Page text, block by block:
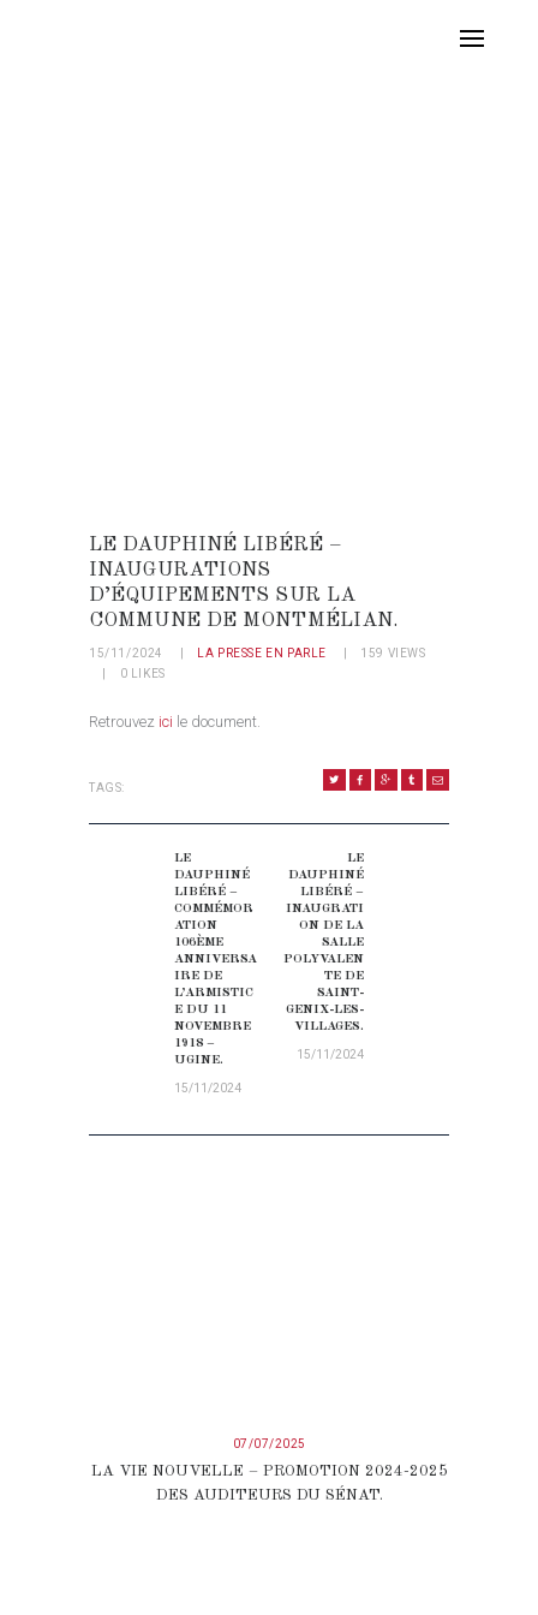
LE DAUPHINÉ LIBÉRÉ –
INAUGURATIONS
D’ÉQUIPEMENTS SUR LA
COMMUNE DE MONTMÉLIAN.
15/11/2024 LA PRESSE EN PARLE 159 VIEWS
0
LIKES
Retrouvez ici le document.
TAGS:
Previous post:
LE
DAUPHINÉ
LIBÉRÉ –
COMMÉMOR
ATION
106ÈME
ANNIVERSA
IRE DE
L’ARMISTIC
E DU 11
NOVEMBRE
1918 –
UGINE.
15/11/2024
Next post:
LE
DAUPHINÉ
LIBÉRÉ –
INAUGRATI
ON DE LA
SALLE
POLYVALEN
TE DE
SAINT-
GENIX-LES-
VILLAGES.
15/11/2024
07/07/2025
LA VIE NOUVELLE – PROMOTION 2024-2025
DES AUDITEURS DU SÉNAT.